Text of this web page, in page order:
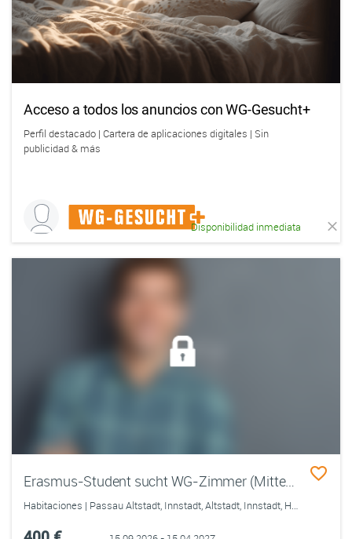
Acceso a todos los anuncios con WG-Gesucht+
Perfil destacado | Cartera de aplicaciones digitales | Sin
publicidad & más
Disponibilidad inmediata
Erasmus-Student sucht WG-Zimmer (Mitte Sept. bis Mitte April) in Uni-Nähe / Zentrum
Habitaciones | Passau Altstadt, Innstadt, Altstadt, Innstadt, Haidenhof-Süd